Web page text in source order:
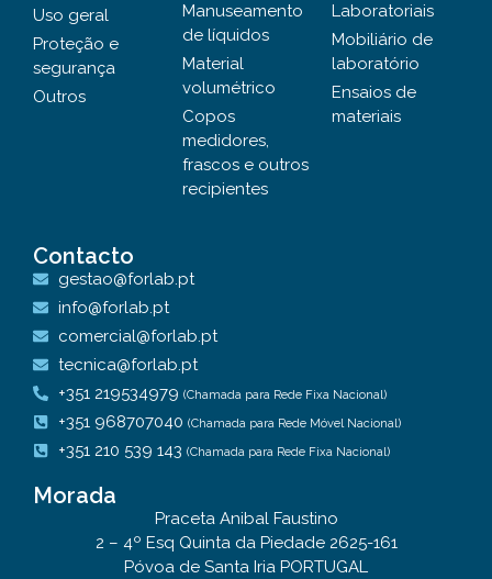
Uso geral
Proteção e
segurança
Outros
Manuseamento
de líquidos
Material
volumétrico
Copos
medidores,
frascos e outros
recipientes
Laboratoriais
Mobiliário de
laboratório
Ensaios de
materiais
Contacto
gestao@forlab.pt
info@forlab.pt
comercial@forlab.pt
tecnica@forlab.pt
+351 219534979 (Chamada para Rede Fixa Nacional)
+351 968707040 (Chamada para Rede Móvel Nacional)
+351 210 539 143 (Chamada para Rede Fixa Nacional)
Morada
Praceta Anibal Faustino
2 – 4º Esq Quinta da Piedade 2625-161
Póvoa de Santa Iria PORTUGAL